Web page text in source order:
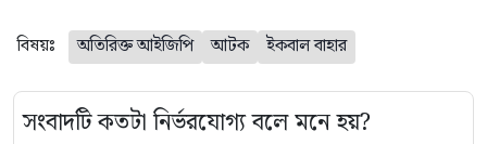
বিষয়ঃ অতিরিক্ত আইজিপি আটক ইকবাল বাহার
সংবাদটি কতটা নির্ভরযোগ্য বলে মনে হয়?